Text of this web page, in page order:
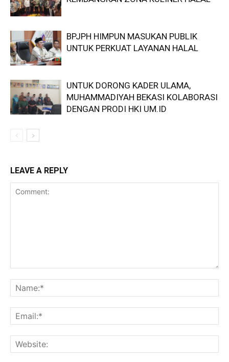
BPJPH HIMPUN MASUKAN PUBLIK
UNTUK PERKUAT LAYANAN HALAL
UNTUK DORONG KADER ULAMA,
MUHAMMADIYAH BEKASI KOLABORASI
DENGAN PRODI HKI UM.ID
LEAVE A REPLY